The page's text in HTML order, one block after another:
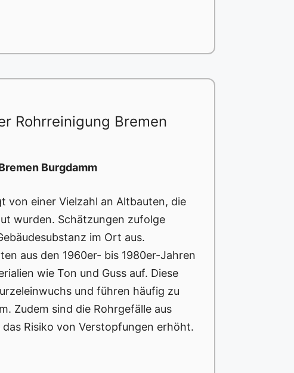
Rohrreinigung Bremen
Burgdamm
von einer Vielzahl an Altbauten, die
wurden. Schätzungen zufolge
im Ort aus.
aus den 1960er- bis 1980er-Jahren
wie Ton und Guss auf. Diese
und führen häufig zu
Zudem sind die Rohrgefälle aus
Risiko von Verstopfungen erhöht.